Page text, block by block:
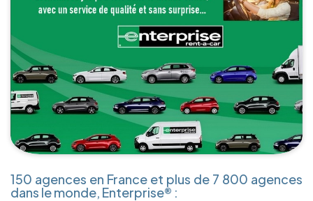
150 agences en France et plus de 7 800 agences
dans le monde, Enterprise® :